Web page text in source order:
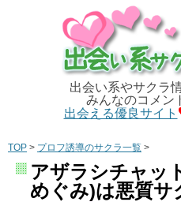
出会い系やサクラ
みんなのコメ
出会える優良サイト
TOP > プロフ誘導のサクラ一覧 >
アザラシチャッ
めぐみ)は悪質サ